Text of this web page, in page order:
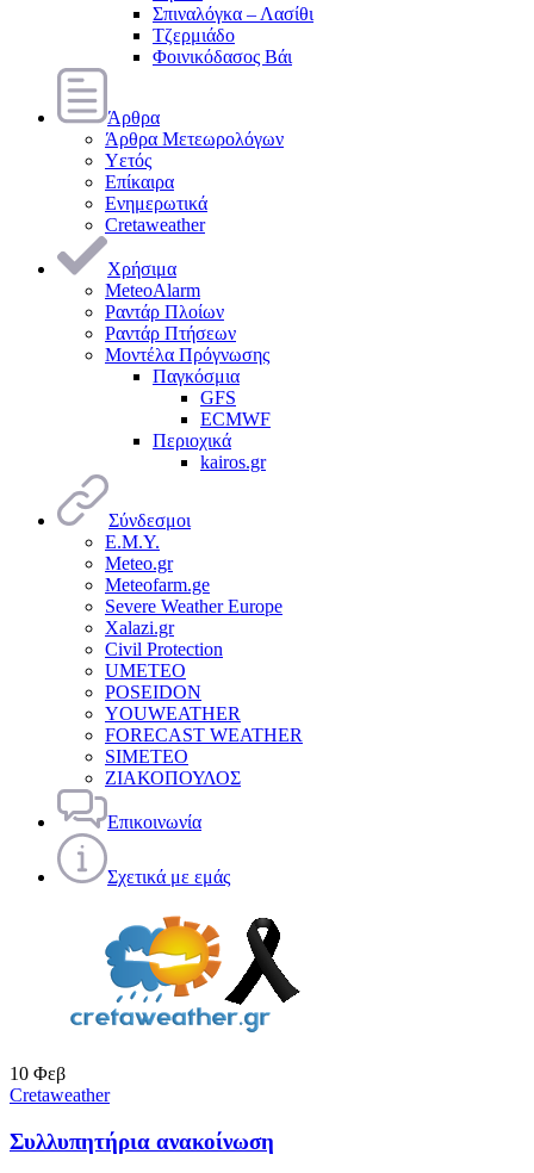
Σπιναλόγκα – Λασίθι
Τζερμιάδο
Φοινικόδασος Βάι
Άρθρα
Άρθρα Μετεωρολόγων
Υετός
Επίκαιρα
Ενημερωτικά
Cretaweather
Χρήσιμα
MeteoAlarm
Ραντάρ Πλοίων
Ραντάρ Πτήσεων
Μοντέλα Πρόγνωσης
Παγκόσμια
GFS
ECMWF
Περιοχικά
kairos.gr
Σύνδεσμοι
Ε.Μ.Υ.
Meteo.gr
Meteofarm.ge
Severe Weather Europe
Xalazi.gr
Civil Protection
UMETEO
POSEIDON
YOUWEATHER
FORECAST WEATHER
SIMETEO
ΖΙΑΚΟΠΟΥΛΟΣ
Επικοινωνία
Σχετικά με εμάς
10 Φεβ
Cretaweather
Συλλυπητήρια ανακοίνωση